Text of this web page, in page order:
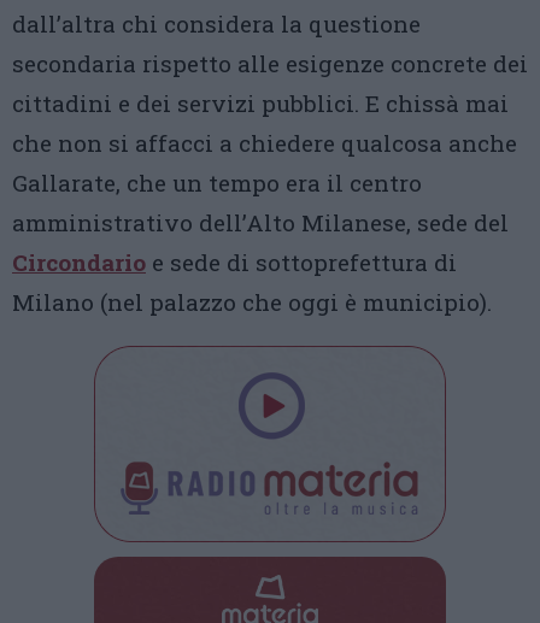
dall’altra chi considera la questione
secondaria rispetto alle esigenze concrete dei
cittadini e dei servizi pubblici. E chissà mai
che non si affacci a chiedere qualcosa anche
Gallarate, che un tempo era il centro
amministrativo dell’Alto Milanese, sede del
Circondario e sede di sottoprefettura di
Milano (nel palazzo che oggi è municipio).